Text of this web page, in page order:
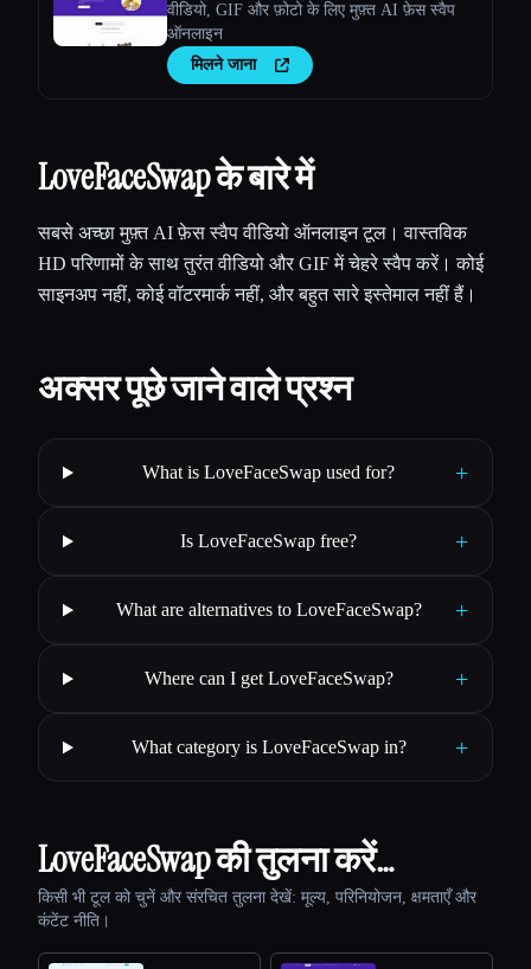
वीडियो, GIF और फ़ोटो के लिए मुफ़्त AI फ़ेस स्वैप
ऑनलाइन
मिलने जाना
LoveFaceSwap के बारे में
सबसे अच्छा मुफ़्त AI फ़ेस स्वैप वीडियो ऑनलाइन टूल। वास्तविक
HD परिणामों के साथ तुरंत वीडियो और GIF में चेहरे स्वैप करें। कोई
साइनअप नहीं, कोई वॉटरमार्क नहीं, और बहुत सारे इस्तेमाल नहीं हैं।
अक्सर पूछे जाने वाले प्रश्न
What is LoveFaceSwap used for? +
Is LoveFaceSwap free? +
What are alternatives to LoveFaceSwap? +
Where can I get LoveFaceSwap? +
What category is LoveFaceSwap in? +
LoveFaceSwap की तुलना करें…
किसी भी टूल को चुनें और संरचित तुलना देखें: मूल्य, परिनियोजन, क्षमताएँ और
कंटेंट नीति।